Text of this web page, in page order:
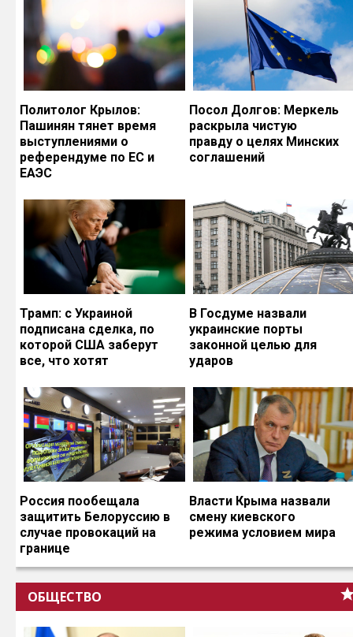
Политолог Крылов:
Пашинян тянет время
выступлениями о
референдуме по ЕС и
ЕАЭС
Посол Долгов: Меркель
раскрыла чистую
правду о целях Минских
соглашений
Трамп: с Украиной
подписана сделка, по
которой США заберут
все, что хотят
В Госдуме назвали
украинские порты
законной целью для
ударов
Россия пообещала
защитить Белоруссию в
случае провокаций на
границе
Власти Крыма назвали
смену киевского
режима условием мира
ОБЩЕСТВО